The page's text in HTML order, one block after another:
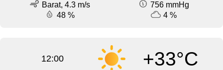
Barat, 4.3 m/s
756 mmHg
48 %
4 %
12:00 +33°C